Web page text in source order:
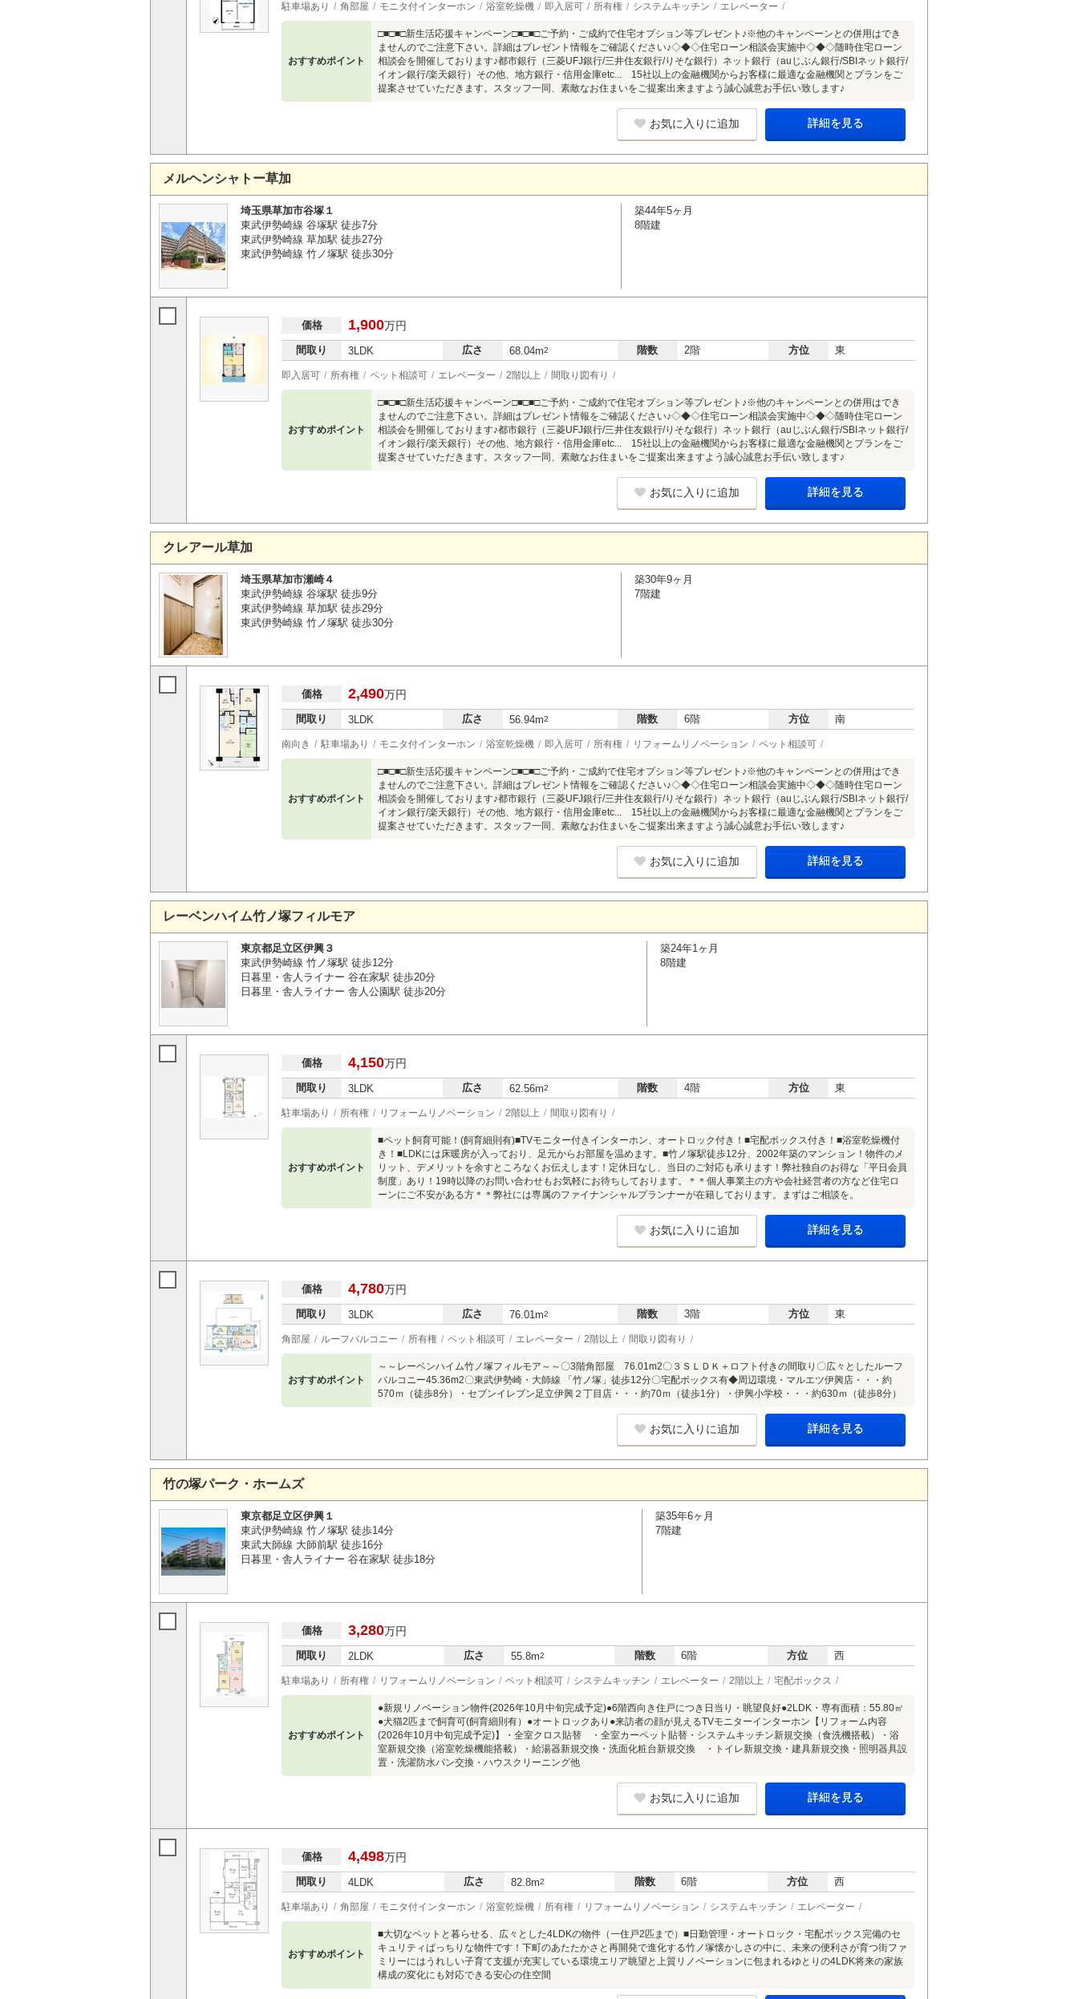
駐車場あり 角部屋 モニタ付インターホン 浴室乾燥機 即入居可 所有権 システムキッチン エレベーター
おすすめポイント
□■□■□新生活応援キャンペーン□■□■□ご予約・ご成約で住宅オプション等プレゼント♪※他のキャンペーンとの併用はでき
ませんのでご注意下さい。詳細はプレゼント情報をご確認ください♪◇◆◇住宅ローン相談会実施中◇◆◇随時住宅ローン
相談会を開催しております♪都市銀行（三菱UFJ銀行/三井住友銀行/りそな銀行）ネット銀行（auじぶん銀行/SBIネット銀行/
イオン銀行/楽天銀行）その他、地方銀行・信用金庫etc... 15社以上の金融機関からお客様に最適な金融機関とプランをご
提案させていただきます。スタッフ一同、素敵なお住まいをご提案出来ますよう誠心誠意お手伝い致します♪
お気に入りに追加 詳細を見る
メルヘンシャトー草加
埼玉県草加市谷塚１
東武伊勢崎線 谷塚駅 徒歩7分
東武伊勢崎線 草加駅 徒歩27分
東武伊勢崎線 竹ノ塚駅 徒歩30分
築44年5ヶ月
8階建
価格 1,900万円
間取り 3LDK 広さ 68.04m2 階数 2階 方位 東
即入居可 所有権 ペット相談可 エレベーター 2階以上 間取り図有り
おすすめポイント
□■□■□新生活応援キャンペーン□■□■□ご予約・ご成約で住宅オプション等プレゼント♪※他のキャンペーンとの併用はでき
ませんのでご注意下さい。詳細はプレゼント情報をご確認ください♪◇◆◇住宅ローン相談会実施中◇◆◇随時住宅ローン
相談会を開催しております♪都市銀行（三菱UFJ銀行/三井住友銀行/りそな銀行）ネット銀行（auじぶん銀行/SBIネット銀行/
イオン銀行/楽天銀行）その他、地方銀行・信用金庫etc... 15社以上の金融機関からお客様に最適な金融機関とプランをご
提案させていただきます。スタッフ一同、素敵なお住まいをご提案出来ますよう誠心誠意お手伝い致します♪
お気に入りに追加 詳細を見る
クレアール草加
埼玉県草加市瀬崎４
東武伊勢崎線 谷塚駅 徒歩9分
東武伊勢崎線 草加駅 徒歩29分
東武伊勢崎線 竹ノ塚駅 徒歩30分
築30年9ヶ月
7階建
価格 2,490万円
間取り 3LDK 広さ 56.94m2 階数 6階 方位 南
南向き 駐車場あり モニタ付インターホン 浴室乾燥機 即入居可 所有権 リフォームリノベーション ペット相談可
おすすめポイント
□■□■□新生活応援キャンペーン□■□■□ご予約・ご成約で住宅オプション等プレゼント♪※他のキャンペーンとの併用はでき
ませんのでご注意下さい。詳細はプレゼント情報をご確認ください♪◇◆◇住宅ローン相談会実施中◇◆◇随時住宅ローン
相談会を開催しております♪都市銀行（三菱UFJ銀行/三井住友銀行/りそな銀行）ネット銀行（auじぶん銀行/SBIネット銀行/
イオン銀行/楽天銀行）その他、地方銀行・信用金庫etc... 15社以上の金融機関からお客様に最適な金融機関とプランをご
提案させていただきます。スタッフ一同、素敵なお住まいをご提案出来ますよう誠心誠意お手伝い致します♪
お気に入りに追加 詳細を見る
レーベンハイム竹ノ塚フィルモア
東京都足立区伊興３
東武伊勢崎線 竹ノ塚駅 徒歩12分
日暮里・舎人ライナー 谷在家駅 徒歩20分
日暮里・舎人ライナー 舎人公園駅 徒歩20分
築24年1ヶ月
8階建
価格 4,150万円
間取り 3LDK 広さ 62.56m2 階数 4階 方位 東
駐車場あり 所有権 リフォームリノベーション 2階以上 間取り図有り
おすすめポイント
■ペット飼育可能！(飼育細則有)■TVモニター付きインターホン、オートロック付き！■宅配ボックス付き！■浴室乾燥機付
き！■LDKには床暖房が入っており、足元からお部屋を温めます。■竹ノ塚駅徒歩12分、2002年築のマンション！物件のメ
リット、デメリットを余すところなくお伝えします！定休日なし、当日のご対応も承ります！弊社独自のお得な「平日会員
制度」あり！19時以降のお問い合わせもお気軽にお待ちしております。＊＊個人事業主の方や会社経営者の方など住宅ロ
ーンにご不安がある方＊＊弊社には専属のファイナンシャルプランナーが在籍しております。まずはご相談を。
お気に入りに追加 詳細を見る
価格 4,780万円
間取り 3LDK 広さ 76.01m2 階数 3階 方位 東
角部屋 ルーフバルコニー 所有権 ペット相談可 エレベーター 2階以上 間取り図有り
おすすめポイント
～～レーベンハイム竹ノ塚フィルモア～～〇3階角部屋 76.01m2〇３ＳＬＤＫ＋ロフト付きの間取り〇広々としたルーフ
バルコニー45.36m2〇東武伊勢崎・大師線 「竹ノ塚」徒歩12分〇宅配ボックス有◆周辺環境・マルエツ伊興店・・・約
570ｍ（徒歩8分）・セブンイレブン足立伊興２丁目店・・・約70ｍ（徒歩1分）・伊興小学校・・・約630ｍ（徒歩8分）
お気に入りに追加 詳細を見る
竹の塚パーク・ホームズ
東京都足立区伊興１
東武伊勢崎線 竹ノ塚駅 徒歩14分
東武大師線 大師前駅 徒歩16分
日暮里・舎人ライナー 谷在家駅 徒歩18分
築35年6ヶ月
7階建
価格 3,280万円
間取り 2LDK 広さ 55.8m2 階数 6階 方位 西
駐車場あり 所有権 リフォームリノベーション ペット相談可 システムキッチン エレベーター 2階以上 宅配ボックス
おすすめポイント
●新規リノベーション物件(2026年10月中旬完成予定)●6階西向き住戸につき日当り・眺望良好●2LDK・専有面積：55.80㎡
●犬猫2匹まで飼育可(飼育細則有）●オートロックあり●来訪者の顔が見えるTVモニターインターホン【リフォーム内容
(2026年10月中旬完成予定)】・全室クロス貼替 ・全室カーペット貼替・システムキッチン新規交換（食洗機搭載）・浴
室新規交換（浴室乾燥機能搭載）・給湯器新規交換・洗面化粧台新規交換 ・トイレ新規交換・建具新規交換・照明器具設
置・洗濯防水パン交換・ハウスクリーニング他
お気に入りに追加 詳細を見る
価格 4,498万円
間取り 4LDK 広さ 82.8m2 階数 6階 方位 西
駐車場あり 角部屋 モニタ付インターホン 浴室乾燥機 所有権 リフォームリノベーション システムキッチン エレベーター
おすすめポイント
■大切なペットと暮らせる、広々とした4LDKの物件（一住戸2匹まで）■日勤管理・オートロック・宅配ボックス完備のセ
キュリティばっちりな物件です！下町のあたたかさと再開発で進化する竹ノ塚懐かしさの中に、未来の便利さが育つ街ファ
ミリーにはうれしい子育て支援が充実している環境エリア眺望と上質リノベーションに包まれるゆとりの4LDK将来の家族
構成の変化にも対応できる安心の住空間